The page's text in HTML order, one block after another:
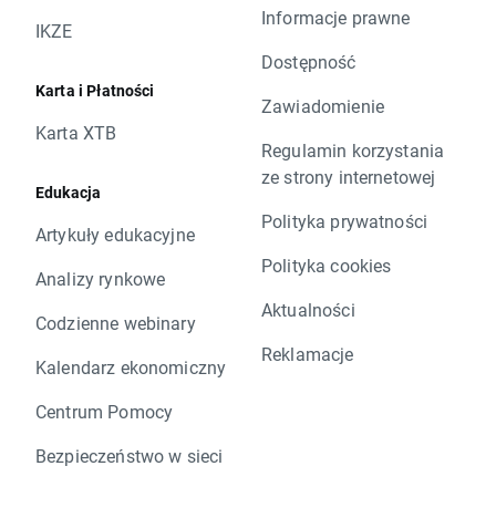
IKZE
Karta i Płatności
Karta XTB
Edukacja
Artykuły edukacyjne
Analizy rynkowe
Codzienne webinary
Kalendarz ekonomiczny
Centrum Pomocy
Bezpieczeństwo w sieci
Informacje prawne
Dostępność
Zawiadomienie
Regulamin korzystania
ze strony internetowej
Polityka prywatności
Polityka cookies
Aktualności
Reklamacje